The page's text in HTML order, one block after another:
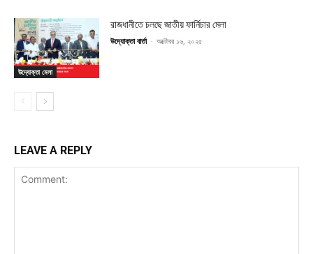
উদ্যোক্তা মেলা
রাজধানীতে চলছে জাতীয় ফার্নিচার মেলা
উদ্যোক্তা বার্তা - অক্টোবর ১৬, ২০২৫
LEAVE A REPLY